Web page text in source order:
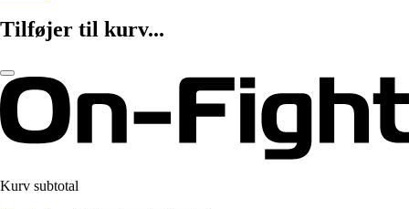
Tilføjer til kurv...
Kurv subtotal